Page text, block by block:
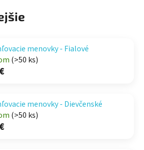
menovky - Fialové
(>50 ks)
menovky - Dievčenské
(>50 ks)